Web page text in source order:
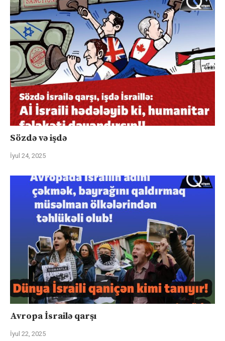
Sözdə və işdə
İyul 24, 2025
Avropa İsrailə qarşı
İyul 22, 2025